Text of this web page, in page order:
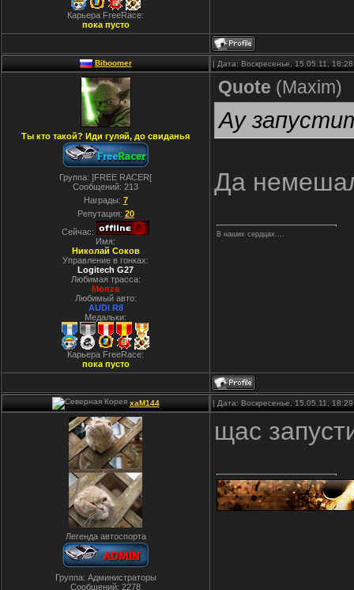
Карьера FreeRace:
пока пусто
Biboomer | Дата: Воскресенье, 15.05.11,
Ты кто такой? Иди гуляй, до свиданья
Группа: ]FREE RACER[
Сообщений: 213
Награды: 7
Репутация: 20
Сейчас:
Имя:
Николай Соков
Управление в гонках:
Logitech G27
Любимая трасса:
Monza
Любимый авто:
AUDI R8
Медальки:
Карьера FreeRace:
пока пусто
Quote (Maxim)
Ау
Да
В наших сердцах....
xaM144 | Дата: Воскресенье, 15.05.11,
Легенда автоспорта
Группа: Администраторы
Сообщений: 2278
щас